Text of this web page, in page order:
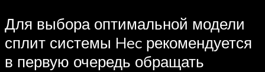
Для выбора оптимальной модели
сплит системы Hec рекомендуется
в первую очередь обращать